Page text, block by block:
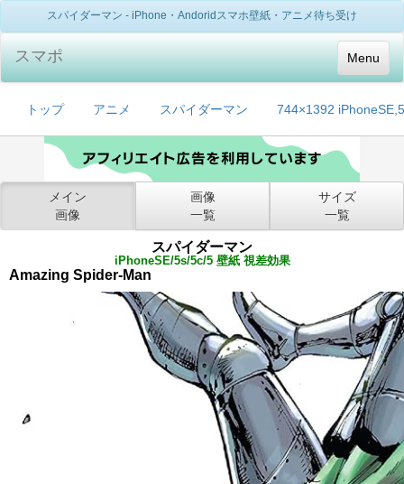
スパイダーマン - iPhone・Andoridスマホ壁紙・アニメ待ち受け
Menu
スマポ
トップ アニメ スパイダーマン 744×1392
メイン
画像
画像
一覧
サイズ
一覧
スパイダーマン
iPhoneSE/5s/5c/5 壁紙 視差効果
Amazing Spider-Man